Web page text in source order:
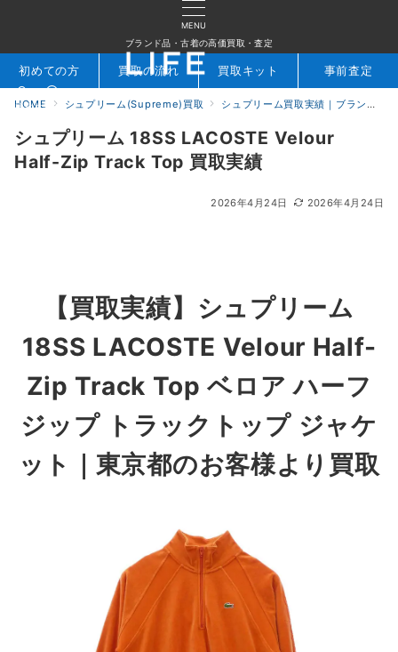
MENU
ブランド品・古着の高価買取・査定
検索 お問合せ
初めての方 買取の流れ 買取キット 事前査定
HOME シュプリーム(Supreme)買取 シュプリーム買取実績｜ブランド専門店LIFE
シュプリーム 18SS LACOSTE Velour
Half-Zip Track Top 買取実績
2026年4月24日 2026年4月24日
【買取実績】 シュプリーム
18SS LACOSTE Velour Half-
Zip Track Top ベロア ハーフ
ジップ トラックトップ ジャケ
ット
｜東京都のお客様より買取